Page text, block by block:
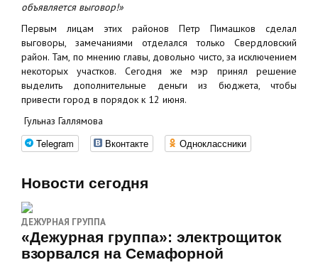
объявляется выговор!»
Первым лицам этих районов Петр Пимашков сделал
выговоры, замечаниями отделался только Свердловский
район. Там, по мнению главы, довольно чисто, за исключением
некоторых участков. Сегодня же мэр принял решение
выделить дополнительные деньги из бюджета, чтобы
привести город в порядок к 12 июня.
Гульназ Галлямова
Telegram Вконтакте Одноклассники
Новости сегодня
ДЕЖУРНАЯ ГРУППА
«Дежурная группа»: электрощиток
взорвался на Семафорной